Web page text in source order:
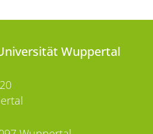
Wuppertal